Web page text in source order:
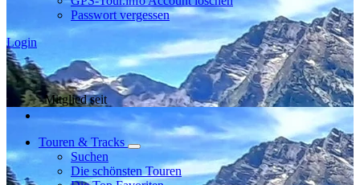
Passwort vergessen
Login
Mitglied seit
Touren & Tracks
Suchen
Die schönsten Touren